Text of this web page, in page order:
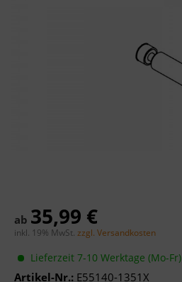
ab 35,99 €
inkl. 19% MwSt. zzgl. Versandkosten
Lieferzeit 7-10 Werktage (Mo-Fr)
Artikel-Nr.: E55140-1351X